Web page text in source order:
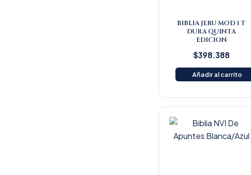
BIBLIA JERU MOD 1 T
DURA QUINTA
EDICION
$398.388
Añadir al carrito